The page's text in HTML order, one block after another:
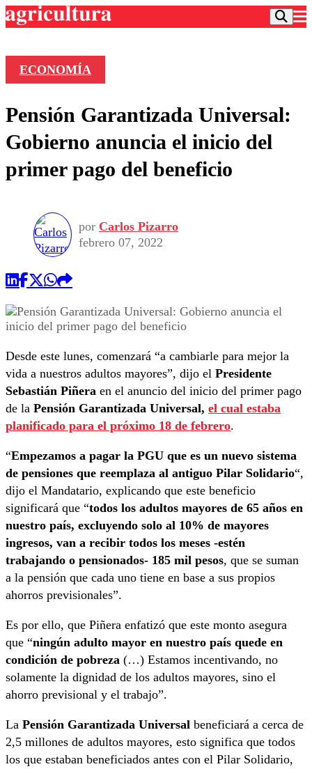
Frecuencias
Agricultura TV
Deportes
Colo Colo
Seleccion Chilena
Torneo Internacional
Entretención
Economía
Internacional
Publicaciones en medios
Opinión
ECONOMÍA
Pensión Garantizada Universal:
Gobierno anuncia el inicio del
primer pago del beneficio
por Carlos Pizarro
febrero 07, 2022
Desde este lunes, comenzará “a cambiarle para mejor la
vida a nuestros adultos mayores”, dijo el Presidente
Sebastián Piñera en el anuncio del inicio del primer pago
de la Pensión Garantizada Universal, el cual estaba
planificado para el próximo 18 de febrero.
“Empezamos a pagar la PGU que es un nuevo sistema
de pensiones que reemplaza al antiguo Pilar Solidario“,
dijo el Mandatario, explicando que este beneficio
significará que “todos los adultos mayores de 65 años en
nuestro país, excluyendo solo al 10% de mayores
ingresos, van a recibir todos los meses -estén
trabajando o pensionados- 185 mil pesos, que se suman
a la pensión que cada uno tiene en base a sus propios
ahorros previsionales”.
Es por ello, que Piñera enfatizó que este monto asegura
que “ningún adulto mayor en nuestro país quede en
condición de pobreza (…) Estamos incentivando, no
solamente la dignidad de los adultos mayores, sino el
ahorro previsional y el trabajo”.
La Pensión Garantizada Universal beneficiará a cerca de
2,5 millones de adultos mayores, esto significa que todos
los que estaban beneficiados antes con el Pilar Solidario,